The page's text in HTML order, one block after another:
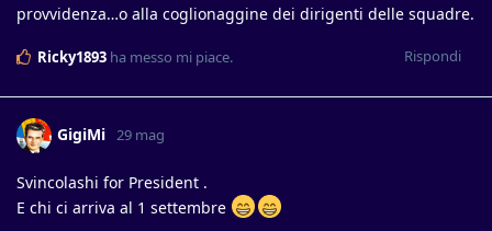
provvidenza…o alla coglionaggine dei dirigenti delle squadre.
Rispondi
Ricky1893 ha messo mi piace.
GigiMi 29 mag
Svincolashi for President .
E chi ci arriva al 1 settembre